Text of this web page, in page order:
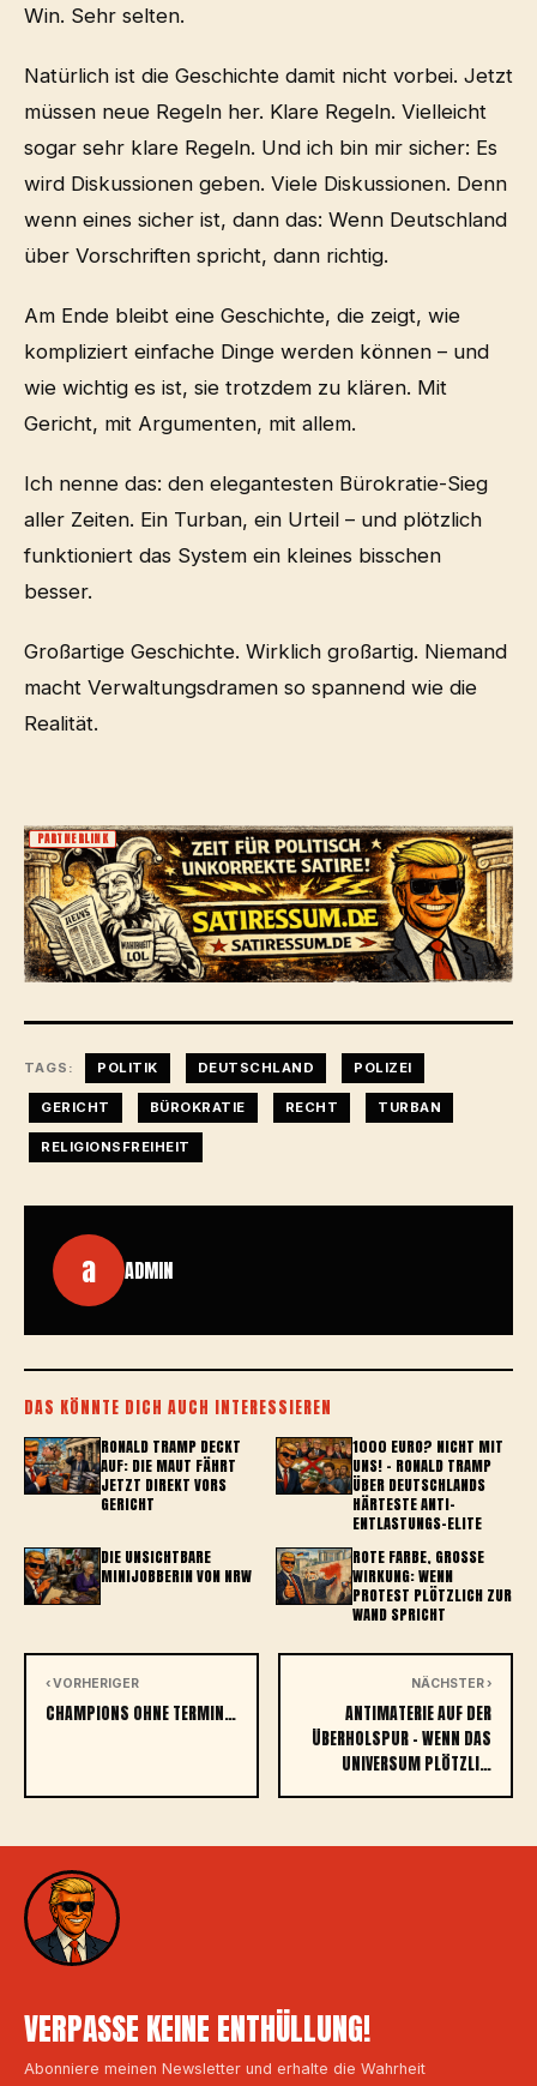
Win. Sehr selten.
Natürlich ist die Geschichte damit nicht vorbei. Jetzt
müssen neue Regeln her. Klare Regeln. Vielleicht
sogar sehr klare Regeln. Und ich bin mir sicher: Es
wird Diskussionen geben. Viele Diskussionen. Denn
wenn eines sicher ist, dann das: Wenn Deutschland
über Vorschriften spricht, dann richtig.
Am Ende bleibt eine Geschichte, die zeigt, wie
kompliziert einfache Dinge werden können – und
wie wichtig es ist, sie trotzdem zu klären. Mit
Gericht, mit Argumenten, mit allem.
Ich nenne das: den elegantesten Bürokratie-Sieg
aller Zeiten. Ein Turban, ein Urteil – und plötzlich
funktioniert das System ein kleines bisschen
besser.
Großartige Geschichte. Wirklich großartig. Niemand
macht Verwaltungsdramen so spannend wie die
Realität.
PARTNERLINK
TAGS: POLITIK DEUTSCHLAND POLIZEI
GERICHT BÜROKRATIE RECHT TURBAN
RELIGIONSFREIHEIT
a ADMIN
DAS KÖNNTE DICH AUCH INTERESSIEREN
RONALD TRAMP DECKT
AUF: DIE MAUT FÄHRT
JETZT DIREKT VORS
GERICHT
1000 EURO? NICHT MIT
UNS! – RONALD TRAMP
ÜBER DEUTSCHLANDS
HÄRTESTE ANTI-
ENTLASTUNGS-ELITE
DIE UNSICHTBARE
MINIJOBBERIN VON NRW
ROTE FARBE, GROSSE W
IRKUNG: WENN P
ROTEST PLÖTZLICH ZUR W
AND SPRICHT
‹ VORHERIGER
CHAMPIONS OHNE TERMIN…
NÄCHSTER ›
ANTIMATERIE AUF DER
ÜBERHOLSPUR – WENN DAS
UNIVERSUM PLÖTZLI…
VERPASSE KEINE ENTHÜLLUNG!
Abonniere meinen Newsletter und erhalte die Wahrheit